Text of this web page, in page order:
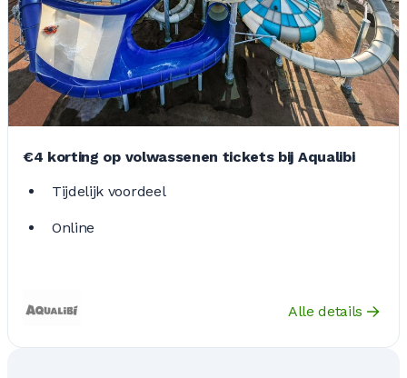
€4 korting op volwassenen tickets bij Aqualibi
Tijdelijk voordeel
Online
Alle details